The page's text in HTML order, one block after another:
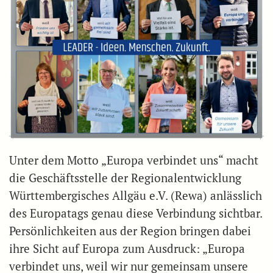
Unter dem Motto „Europa verbindet uns“ macht
die Geschäftsstelle der Regionalentwicklung
Württembergisches Allgäu e.V. (Rewa) anlässlich
des Europatags genau diese Verbindung sichtbar.
Persönlichkeiten aus der Region bringen dabei
ihre Sicht auf Europa zum Ausdruck: „Europa
verbindet uns, weil wir nur gemeinsam unsere